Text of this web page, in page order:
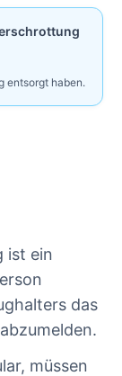
entsorgt haben.
ist ein
das
müssen